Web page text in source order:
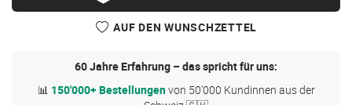
AUF DEN WUNSCHZETTEL
60 Jahre Erfahrung – das spricht für uns:
📊 150'000+ Bestellungenvon 50'000 Kundinnen aus der